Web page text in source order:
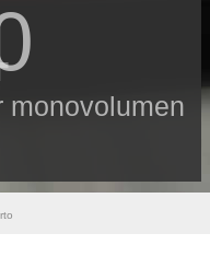
monovolumen